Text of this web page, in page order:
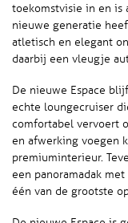
toekomstvisie in en is
nieuwe generatie
atletisch en elegant
daarbij een vleugje
De nieuwe Espace
echte loungecruiser
comfortabel vervoert
en afwerking voegen
premiuminterieur.
een panoramadak
één van de grootste